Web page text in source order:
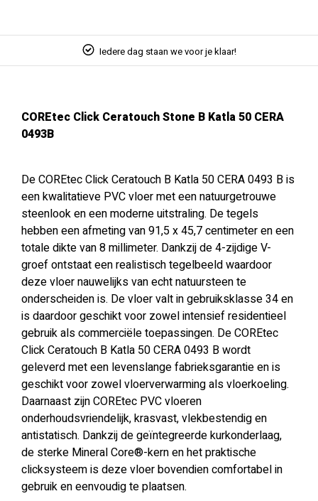
Iedere dag staan we voor je klaar!
COREtec Click Ceratouch Stone B Katla 50 CERA
0493B
De COREtec Click Ceratouch B Katla 50 CERA 0493 B is
een kwalitatieve PVC vloer met een natuurgetrouwe
steenlook en een moderne uitstraling. De tegels
hebben een afmeting van 91,5 x 45,7 centimeter en een
totale dikte van 8 millimeter. Dankzij de 4-zijdige V-
groef ontstaat een realistisch tegelbeeld waardoor
deze vloer nauwelijks van echt natuursteen te
onderscheiden is. De vloer valt in gebruiksklasse 34 en
is daardoor geschikt voor zowel intensief residentieel
gebruik als commerciële toepassingen. De COREtec
Click Ceratouch B Katla 50 CERA 0493 B wordt
geleverd met een levenslange fabrieksgarantie en is
geschikt voor zowel vloerverwarming als vloerkoeling.
Daarnaast zijn COREtec PVC vloeren
onderhoudsvriendelijk, krasvast, vlekbestendig en
antistatisch. Dankzij de geïntegreerde kurkonderlaag,
de sterke Mineral Core®-kern en het praktische
clicksysteem is deze vloer bovendien comfortabel in
gebruik en eenvoudig te plaatsen.